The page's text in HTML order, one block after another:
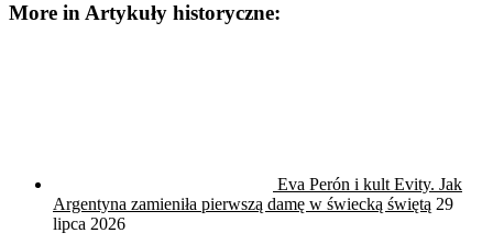
More in Artykuły historyczne:
Eva Perón i kult Evity. Jak
Argentyna zamieniła pierwszą damę w świecką świętą 29
lipca 2026